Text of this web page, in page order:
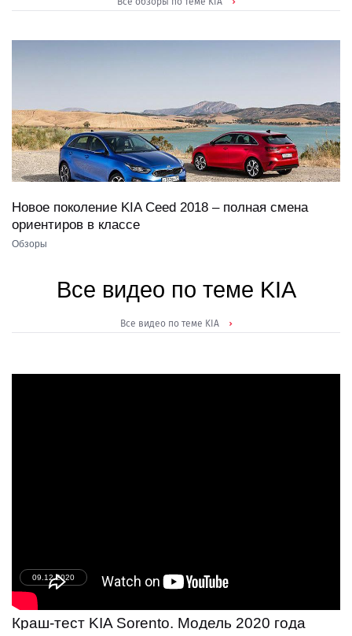
Новое поколение KIA Ceed 2018 – полная смена
ориентиров в классе
Обзоры
Все видео по теме KIA
Все видео по теме KIA
09.12.2020
Краш-тест KIA Sorento. Модель 2020 года